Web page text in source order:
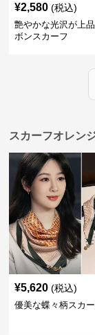
¥2,580 (税込)
艶やかな光沢が上
ボンスカーフ
スカーフオレン
¥5,620 (税込)
優美な蝶々柄スカ